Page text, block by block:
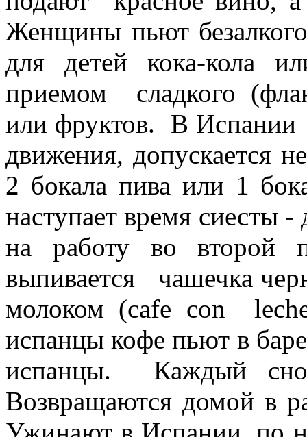
Женщины пьют
для детей кока-кола
приемом сладкого
или фруктов. В Испании
движения, допускается
2 бокала пива или 1
наступает время сиесты
на работу во второй
выпивается чашечка
молоком (cafe con
испанцы кофе пьют в
испанцы. Каждый
Возвращаются домой в